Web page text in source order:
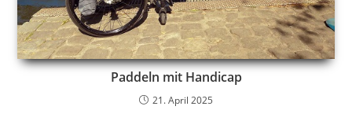
Paddeln mit Handicap
21. April 2025